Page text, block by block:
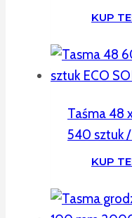
KUP
Taśma 48
540 sztuk
KUP